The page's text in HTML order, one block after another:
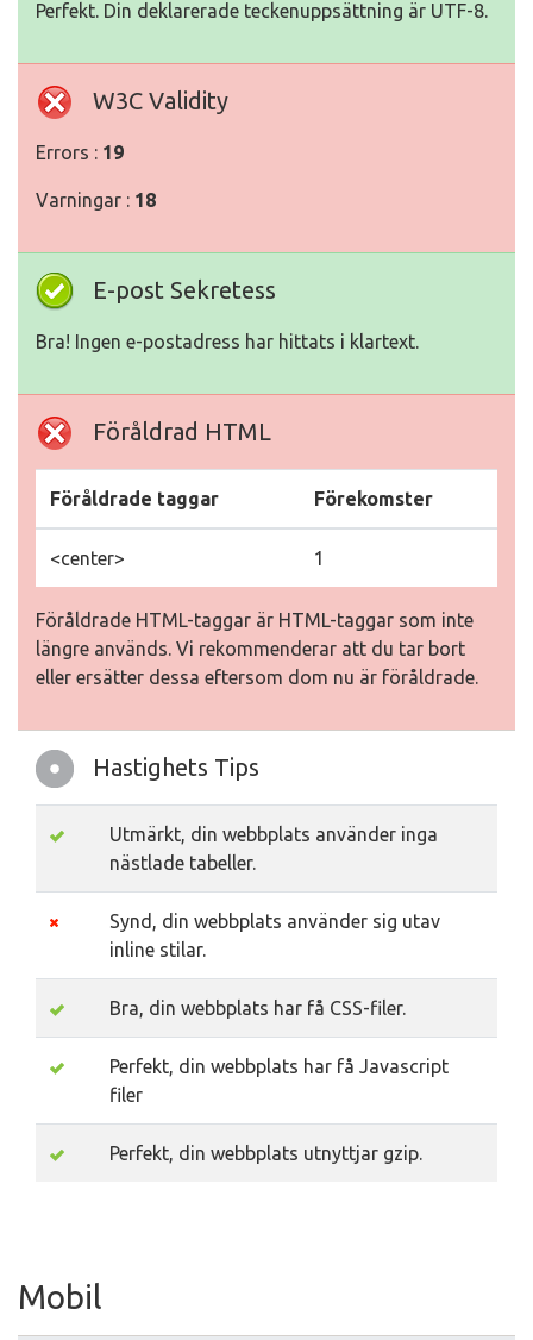
Perfekt. Din deklarerade teckenuppsättning är UTF-8.
W3C Validity
Errors : 19
Varningar : 18
E-post Sekretess
Bra! Ingen e-postadress har hittats i klartext.
Föråldrad HTML
Föråldrade taggar Förekomster
<center> 1
Föråldrade HTML-taggar är HTML-taggar som inte
längre används. Vi rekommenderar att du tar bort
eller ersätter dessa eftersom dom nu är föråldrade.
Hastighets Tips
Utmärkt, din webbplats använder inga
nästlade tabeller.
Synd, din webbplats använder sig utav
inline stilar.
Bra, din webbplats har få CSS-filer.
Perfekt, din webbplats har få Javascript
filer
Perfekt, din webbplats utnyttjar gzip.
Mobil